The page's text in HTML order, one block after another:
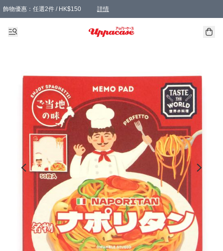
飾物優惠：任選2件 / HK$150 詳情
髮飾優惠：任選2件 / HK$100 詳情
精選襪子優惠：任選3對 / HK$115 詳情
滿額免運：本地訂單滿港幣350元可享免運費優惠